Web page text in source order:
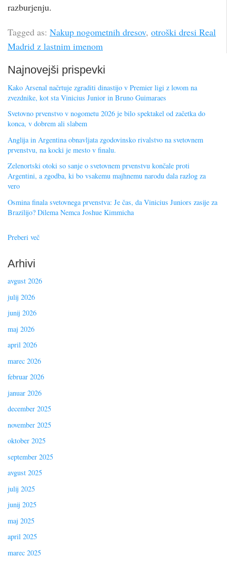
razburjenju.
Tagged as: Nakup nogometnih dresov, otroški dresi Real
Madrid z lastnim imenom
Najnovejši prispevki
Kako Arsenal načrtuje zgraditi dinastijo v Premier ligi z lovom na
zvezdnike, kot sta Vinicius Junior in Bruno Guimaraes
Svetovno prvenstvo v nogometu 2026 je bilo spektakel od začetka do
konca, v dobrem ali slabem
Anglija in Argentina obnavljata zgodovinsko rivalstvo na svetovnem
prvenstvu, na kocki je mesto v finalu.
Zelenortski otoki so sanje o svetovnem prvenstvu končale proti
Argentini, a zgodba, ki bo vsakemu majhnemu narodu dala razlog za
vero
Osmina finala svetovnega prvenstva: Je čas, da Vinicius Juniors zasije za
Brazilijo? Dilema Nemca Joshue Kimmicha
Preberi več
Arhivi
avgust 2026
julij 2026
junij 2026
maj 2026
april 2026
marec 2026
februar 2026
januar 2026
december 2025
november 2025
oktober 2025
september 2025
avgust 2025
julij 2025
junij 2025
maj 2025
april 2025
marec 2025